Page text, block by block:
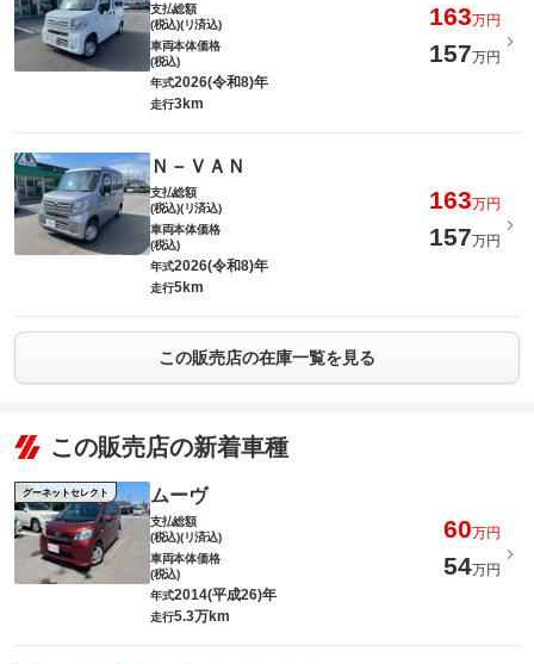
支払総額
(税込)(リ済込)
163万円
車両本体価格
(税込)
157万円
年式2026(令和8)年
走行3km
Ｎ－ＶＡＮ
支払総額
(税込)(リ済込)
163万円
車両本体価格
(税込)
157万円
年式2026(令和8)年
走行5km
この販売店の在庫一覧を見る
この販売店の新着車種
グーネットセレクト ムーヴ
支払総額
(税込)(リ済込)
60万円
車両本体価格
(税込)
54万円
年式2014(平成26)年
走行5.3万km